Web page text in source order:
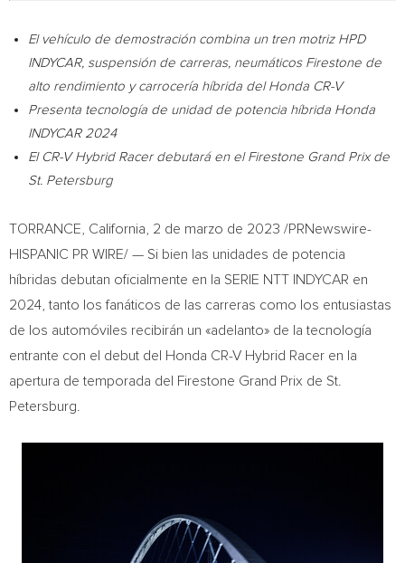
El vehículo de demostración combina un tren motriz HPD
INDYCAR, suspensión de carreras, neumáticos Firestone de
alto rendimiento y carrocería híbrida del Honda CR-V
Presenta tecnología de unidad de potencia híbrida Honda
INDYCAR 2024
El CR-V Hybrid Racer debutará en el Firestone Grand Prix de
St. Petersburg
TORRANCE, California 2 de marzo de 2023 /PRNewswire-
HISPANIC PR WIRE/ — Si bien las unidades de potencia
híbridas debutan oficialmente en la SERIE NTT INDYCAR en
2024, tanto los fanáticos de las carreras como los entusiastas
de los automóviles recibirán un «adelanto» de la tecnología
entrante con el debut del Honda CR-V Hybrid Racer en la
apertura de temporada del Firestone Grand Prix de St.
Petersburg